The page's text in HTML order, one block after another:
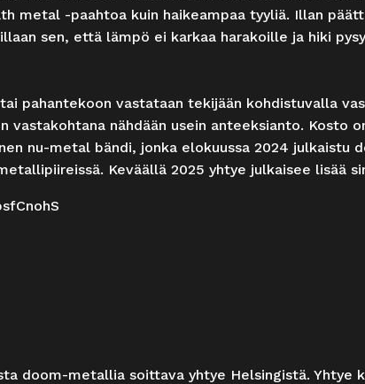
metal -paahtoa kuin haikeampaa tyyliä. Illan
sen, että lämpö ei karkaa harakoille ja hiki
pahantekoon vastataan tekijään kohdistuvalla
nähdään usein anteeksianto. Kosto
nu-metal bändi, jonka elokuussa 2024 julkaistu
Keväällä 2025 yhtye julkaisee lisää
doom-metallia soittava yhtye Helsingistä. Yhtye